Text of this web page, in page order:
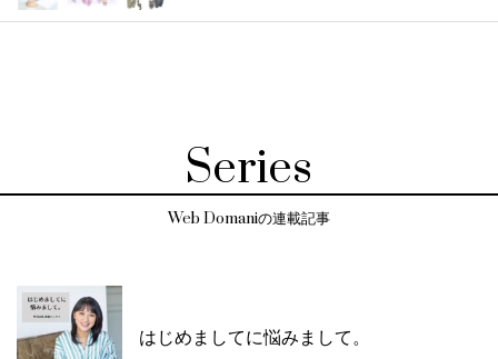
Series
Web Domaniの連載記事
はじめましてに悩みまして。